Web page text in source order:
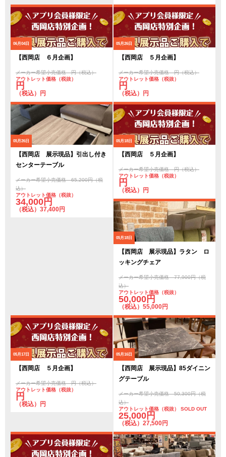
06月04日
【西岡店 ６月企画】
メーカー希望小売価格 円（税込）
アウトレット価格（税抜）
円
（税込）円
05月26日
【西岡店 ５月企画】
メーカー希望小売価格 円（税込）
アウトレット価格（税抜）
円
（税込）円
05月26日
【西岡店 展示現品】引出し付き
センターテーブル
メーカー希望小売価格 65,200円（税
込）
アウトレット価格（税抜）
34,000円
（税込）37,400円
05月18日
【西岡店 ５月企画】
メーカー希望小売価格 円（税込）
アウトレット価格（税抜）
円
（税込）円
05月18日
【西岡店 展示現品】ラタン ロ
ッキングチェア
メーカー希望小売価格 77,900円（税
込）
アウトレット価格（税抜）
50,000円
（税込）55,000円
05月17日
【西岡店 ５月企画】
メーカー希望小売価格 円（税込）
アウトレット価格（税抜）
円
（税込）円
05月16日
【西岡店 展示現品】85ダイニン
グテーブル
メーカー希望小売価格 50,300円（税
込）
アウトレット価格（税抜） SOLD OUT
25,000円
（税込）27,500円